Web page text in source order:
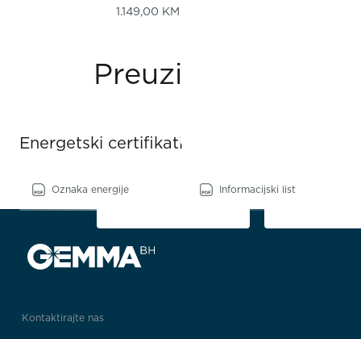
1.149,00 KM
Preuzimanja
Energetski certifikati
Oznaka energije Informacijski list
Kontaktirajte nas